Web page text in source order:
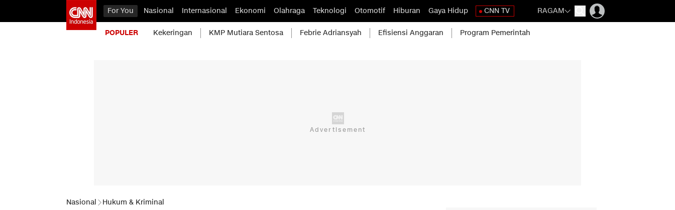
For You Nasional Internasional Ekonomi Olahraga Teknologi Otomotif Hiburan Gaya Hidup CNN TV RAGAM
POPULER Kekeringan KMP Mutiara Sentosa Febrie Adriansyah Efisiensi Anggaran Program Pemerintah
Nasional Hukum & Kriminal